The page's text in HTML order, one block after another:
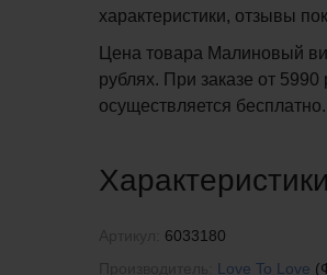
характеристики, отзывы
Цена товара Малиновый
рублях. При заказе от
осуществляется бесплатно.
Характеристики
6033180
Love To Love